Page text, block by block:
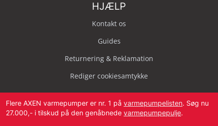
HJÆLP
Kontakt os
Guides
Returnering & Reklamation
Rediger cookiesamtykke
Flere AXEN varmepumper er nr. 1 på varmepumpelisten. Søg nu
27.000,- i tilskud på den genåbnede varmepumpepulje.